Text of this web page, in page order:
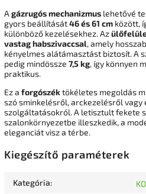
A gázrugós mechanizmus lehetővé
gyors beállítását46 és 61 cm között,
különböző kezelésekhez. Az
vastag habszivaccsal, amely
kényelmes alátámasztást biztosít. A
pedig mindössze 7,5 kg, így könnyen
praktikus.
Ez a forgószéktökéletes megoldás
szó sminkelésről, arckezelésről vagy
szolgáltatásokról. A letisztult fekete
szalonkörnyezetbe illeszkedik, a
eleganciát visz a térbe.
Kiegészítő paraméterek
Kategória: